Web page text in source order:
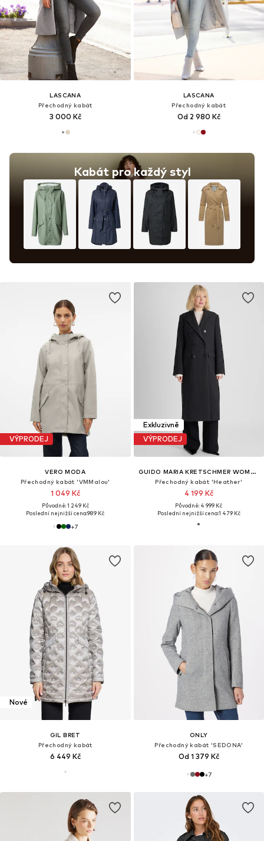
LASCANA
Přechodný kabát
3 000 Kč
Kabát pro každý styl
LASCANA
Přechodný kabát
Od 2 980 Kč
VÝPRODEJ
VERO MODA
Přechodný kabát 'VMMalou'
1 049 Kč
Původně: 1 249 Kč
Poslední nejnižší cena:989 Kč
+7
Exkluzivně
VÝPRODEJ
GUIDO MARIA KRETSCHMER WOMEN
Přechodný kabát 'Heather'
4 199 Kč
Původně: 4 999 Kč
Poslední nejnižší cena:1 479 Kč
Nové
GIL BRET
Přechodný kabát
6 449 Kč
ONLY
Přechodný kabát 'SEDONA'
Od 1 379 Kč
+7